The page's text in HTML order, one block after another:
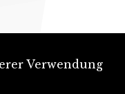
Verwendung